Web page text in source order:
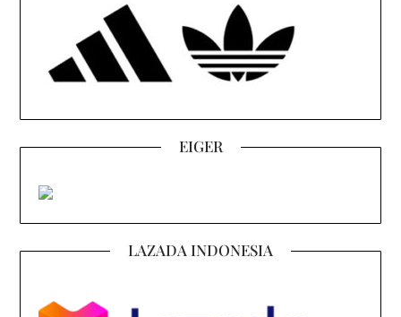
EIGER
LAZADA INDONESIA